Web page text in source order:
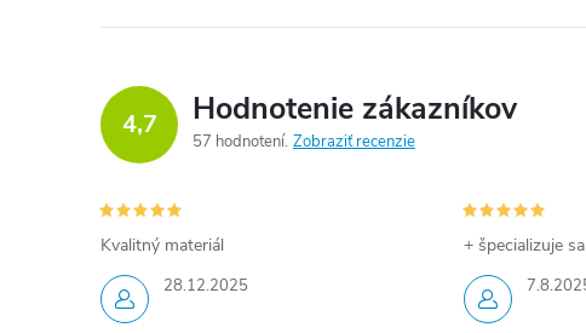
4,7 Hodnotenie zákazníkov
57 hodnotení Zobraziť recenzie
28.12.2025
Kvalitný materiál + špecializuje